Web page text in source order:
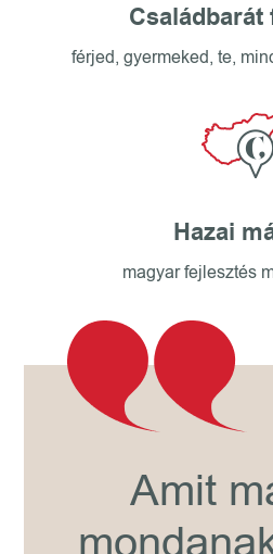
férjed, gyermeked, te,
Hazai
magyar fejlesztés
Amit